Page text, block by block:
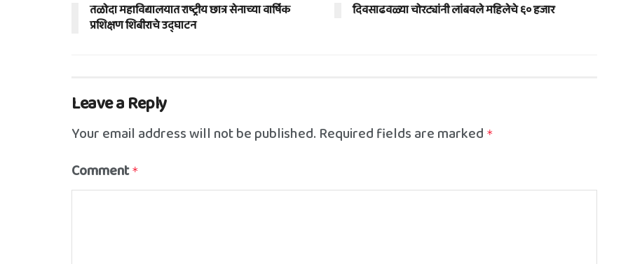
तळोदा महाविद्यालयात राष्ट्रीय छात्र सेनाच्या वार्षिक
प्रशिक्षण शिबीराचे उद्घाटन
दिवसाढवळ्या चोरट्यांनी लांबवले महिलेचे ६० हजार
Leave a Reply
Your email address will not be published. Required fields are marked *
Comment *